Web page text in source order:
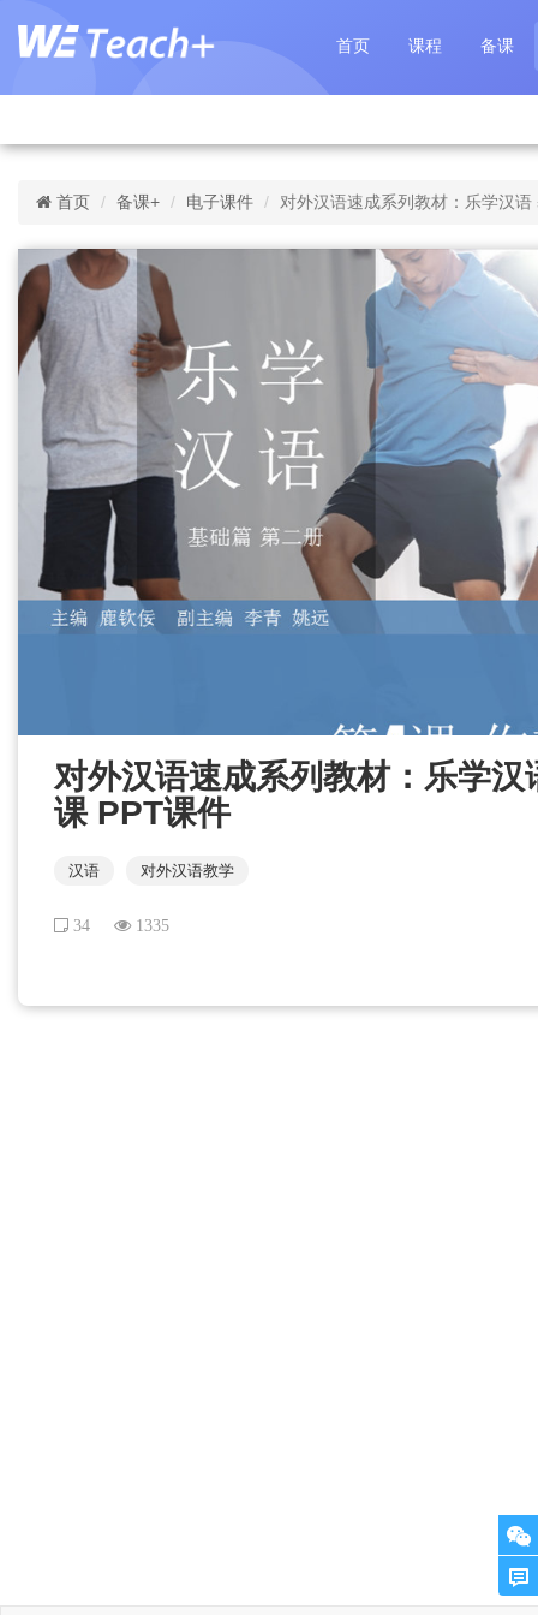
首页 课程 备课
首页 备课+ 电子课件 对外汉语速成系列教材：乐学汉
对外汉语速成系列教材：乐学
课 PPT课件
汉语 对外汉语教学
34 1335